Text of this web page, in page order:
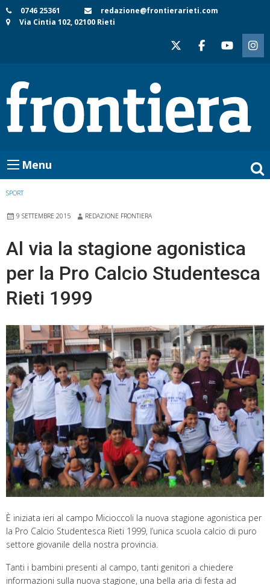
Skip
to
0746 25361
redazione@frontierarieti.com
Via Cintia 102, 02100 Rieti
Menu
SPORT
9 SETTEMBRE 2015 REDAZIONE FRONTIERA
Al via la stagione agonistica
per la Pro Calcio Studentesca
Rieti 1999
È iniziata ieri al campo Micioccoli la nuova stagione agonistica per
la Pro Calcio Studentesca Rieti 1999, l’unica scuola calcio di puro
settore giovanile della nostra provincia.
Tanti i bambini presenti al campo, tanti genitori a chiedere
informazioni sulla nuova stagione, una bella aria di festa ad